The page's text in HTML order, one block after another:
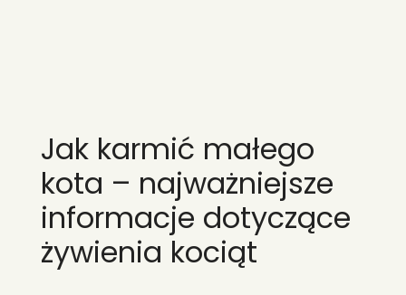
Jak karmić małego
kota – najważniejsze
informacje dotyczące
żywienia kociąt